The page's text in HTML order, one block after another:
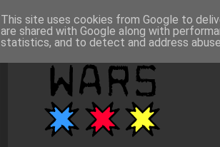
This site uses cookies from Google to
are shared with Google along with
statistics, and to detect and address